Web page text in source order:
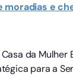
moradias e
da Mulher
para a